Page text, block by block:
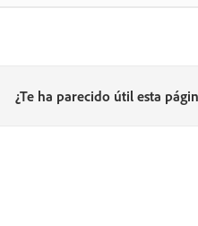
¿Te ha parecido útil esta